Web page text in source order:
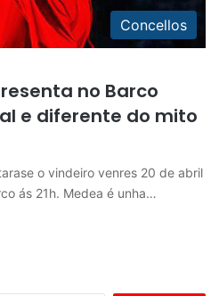
Concellos
no Barco
e diferente do mito
o vindeiro venres 20 de abril
ás 21h. Medea é unha…